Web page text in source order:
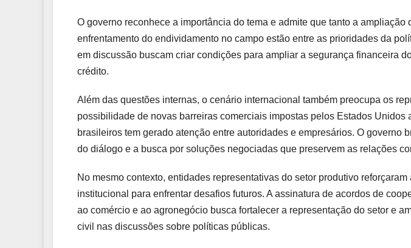
O governo reconhece a importância do tema e admite que tanto a ampliação
enfrentamento do endividamento no campo estão entre as prioridades da
em discussão buscam criar condições para ampliar a segurança financeira
crédito.
Além das questões internas, o cenário internacional também preocupa os
possibilidade de novas barreiras comerciais impostas pelos Estados Unidos
brasileiros tem gerado atenção entre autoridades e empresários. O governo
do diálogo e a busca por soluções negociadas que preservem as relações
No mesmo contexto, entidades representativas do setor produtivo
institucional para enfrentar desafios futuros. A assinatura de acordos de
ao comércio e ao agronegócio busca fortalecer a representação do setor e
civil nas discussões sobre políticas públicas.